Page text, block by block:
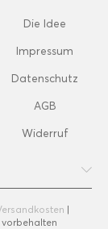
Die Idee
Impressum
Datenschutz
AGB
Widerruf
|
vorbehalten